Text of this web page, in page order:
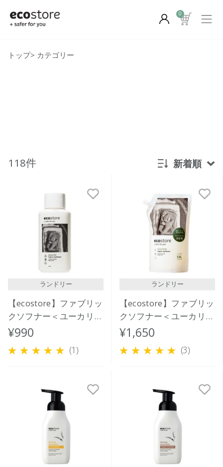
0
トップ> カテゴリー
118件 新着順
発売日順
価格が安い
価格が高い
レビューが多い順
ランドリー
【ecostore】ファブリッ
クソフナー＜ユーカリ＞
500ｍL
¥990
(1)
ランドリー
【ecostore】ファブリッ
クソフナー＜ユーカリ＞
リフィルパック1L
¥1,650
(3)